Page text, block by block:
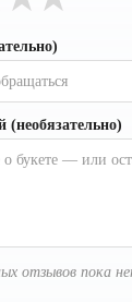
(необязательно)
отзывов пока